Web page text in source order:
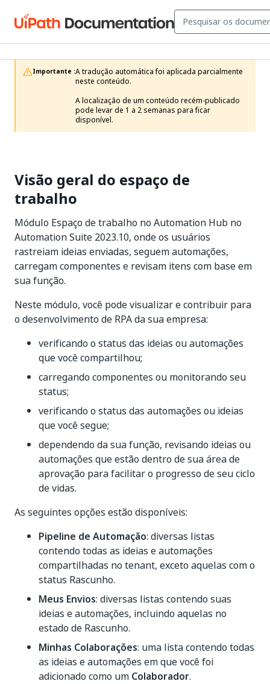
Importante :A tradução automática foi aplicada parcialmente
neste conteúdo.
A localização de um conteúdo recém-publicado
pode levar de 1 a 2 semanas para ficar
disponível.
Visão geral do espaço de
trabalho
Módulo Espaço de trabalho no Automation Hub no
Automation Suite 2023.10, onde os usuários
rastreiam ideias enviadas, seguem automações,
carregam componentes e revisam itens com base em
sua função.
Neste módulo, você pode visualizar e contribuir para
o desenvolvimento de RPA da sua empresa:
verificando o status das ideias ou automações
que você compartilhou;
carregando componentes ou monitorando seu
status;
verificando o status das automações ou ideias
que você segue;
dependendo da sua função, revisando ideias ou
automações que estão dentro de sua área de
aprovação para facilitar o progresso de seu ciclo
de vidas.
As seguintes opções estão disponíveis:
Pipeline de Automação: diversas listas
contendo todas as ideias e automações
compartilhadas no tenant, exceto aquelas com o
status Rascunho.
Meus Envios: diversas listas contendo suas
ideias e automações, incluindo aquelas no
estado de Rascunho.
Minhas Colaborações: uma lista contendo todas
as ideias e automações em que você foi
adicionado como um Colaborador.